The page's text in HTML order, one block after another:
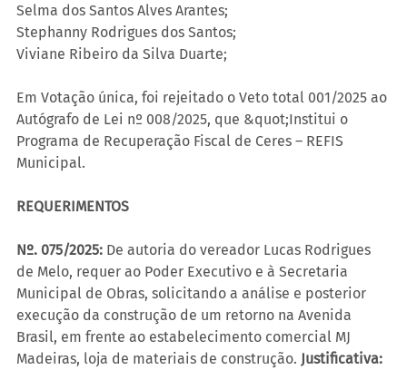
Selma dos Santos Alves Arantes;
Stephanny Rodrigues dos Santos;
Viviane Ribeiro da Silva Duarte;
Em Votação única, foi rejeitado o Veto total 001/2025 ao
Autógrafo de Lei nº 008/2025, que &quot;Institui o
Programa de Recuperação Fiscal de Ceres – REFIS
Municipal.
REQUERIMENTOS
Nº. 075/2025: De autoria do vereador Lucas Rodrigues
de Melo, requer ao Poder Executivo e à Secretaria
Municipal de Obras, solicitando a análise e posterior
execução da construção de um retorno na Avenida
Brasil, em frente ao estabelecimento comercial MJ
Madeiras, loja de materiais de construção. Justificativa: